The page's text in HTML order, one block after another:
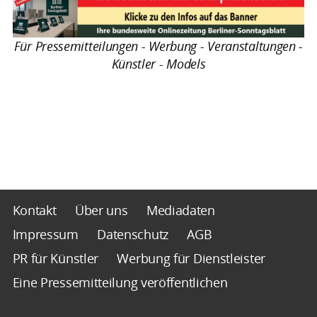
Für Pressemitteilungen - Werbung - Veranstaltungen -
Künstler - Models
Kontakt Über uns
Mediadaten
Impressum
Datenschutz
AGB
PR für Künstler
Werbung für Dienstleister
Eine Pressemitteilung veröffentlichen